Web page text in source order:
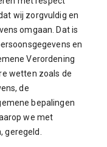
wij zorgvuldig en
omgaan. Dat is
en
Verordening
wetten zoals de
de
bepalingen
we met